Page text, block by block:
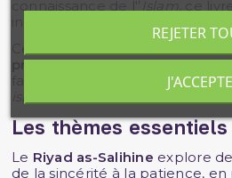
prophétiqueet lavie pratique
facilitant ainsi la mise en place
Les thèmes
Le Riyad as-Salihine explore
de la sincérité à la patience, en
REJETER
J'ACCEPTE